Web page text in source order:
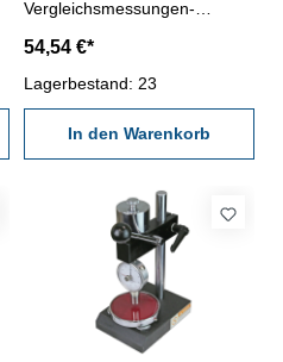
Vergleichsmessungen-
Schwämme- Digtal-Anzeige
mit Ein/Aus-, Null- und Hold-
Taste- im Behältnis/Kasten
Spitzenform C:
Kugelmesskopf Ø 2,5 mm
Ablesung 0,5 HC
54,54 €*
Lagerbestand: 23
In den Warenkorb